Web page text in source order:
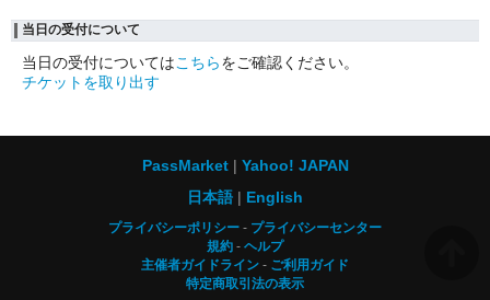
当日の受付について
当日の受付についてはこちらをご確認ください。
チケットを取り出す
PassMarket
Yahoo! JAPAN
日本語
English
プライバシーポリシー
プライバシーセンター
規約
ヘルプ
主催者ガイドライン
ご利用ガイド
特定商取引法の表示